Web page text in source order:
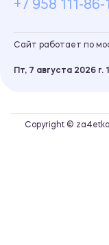
+7 958 111-86-
Сайт работает по
Пт, 7 августа 2026 г.
Copyright ©